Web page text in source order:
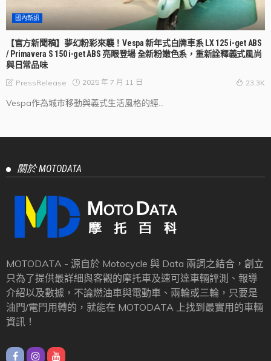
國內新訊
【官方新聞稿】夢幻粉彩來襲！Vespa 新年式白牌車系 LX 125 i-get ABS
/ Primavera S 150 i-get ABS 亮眼登場 全新粉嫩色系，重新詮釋義式風尚
與日常品味
PressRelease 2025 年 7 月 11 日 23.3K
Vespa作為城市移動與義式生活風格的經...
關於 MOTODATA
MOTODATA - 源自於 Motocycle 與 Data 兩詞之結合，創立
只為了提供最詳細與客觀的摩托車及速可達車輛評測、報導
介紹以及數據，不論燃油車與電動車、兩輪或三輪，只要是
油門/電門用轉的，就能在 MOTODATA 上找到最實用的車輛
資訊！